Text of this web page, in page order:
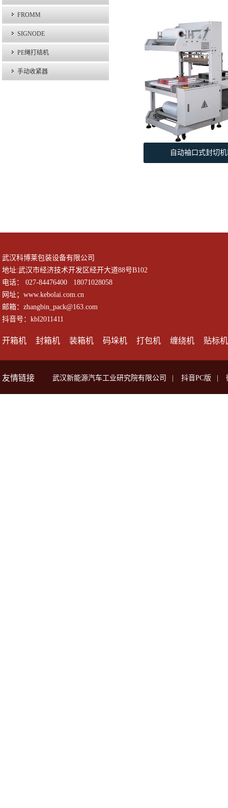
FROMM
SIGNODE
PE绳打结机
手动收紧器
自动袖口式封切
武汉科博莱包装设备有限公司
地址:武汉市经济技术开发区经开大道88号B102
电话： 027-84476400 18071028058
网址；www.kebolai.com.cn
邮箱：zhangbin_pack@163.com
抖音号：kbl2011411
开箱机 封箱机 装箱机 码垛机 打包机 缠绕机 贴标机
友情链接 武汉新能源汽车工业研究院有限公司 抖音PC版